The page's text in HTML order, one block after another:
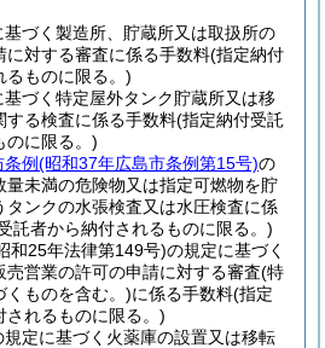
づく製造所、貯蔵所又は取扱所の
に対する審査に係る手数料(指定納付
るものに限る。)
づく特定屋外タンク貯蔵所又は移
する検査に係る手数料(指定納付受託
のに限る。)
例(昭和37年広島市条例第15号)の
量未満の危険物又は指定可燃物を貯
タンクの水張検査又は水圧検査に係
託者から納付されるものに限る。)
和25年法律第149号)の規定に基づく
売営業の許可の申請に対する審査(特
くものを含む。)に係る手数料(指定
されるものに限る。)
規定に基づく火薬庫の設置又は移転